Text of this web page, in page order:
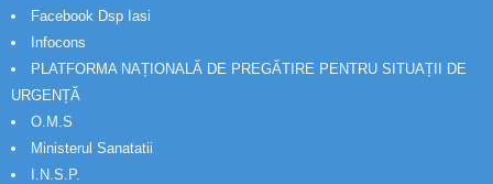
Facebook Dsp Iasi
Infocons
PLATFORMA NAȚIONALĂ DE PREGĂTIRE PENTRU SITUAȚII DE
URGENȚĂ
O.M.S
Ministerul Sanatatii
I.N.S.P.